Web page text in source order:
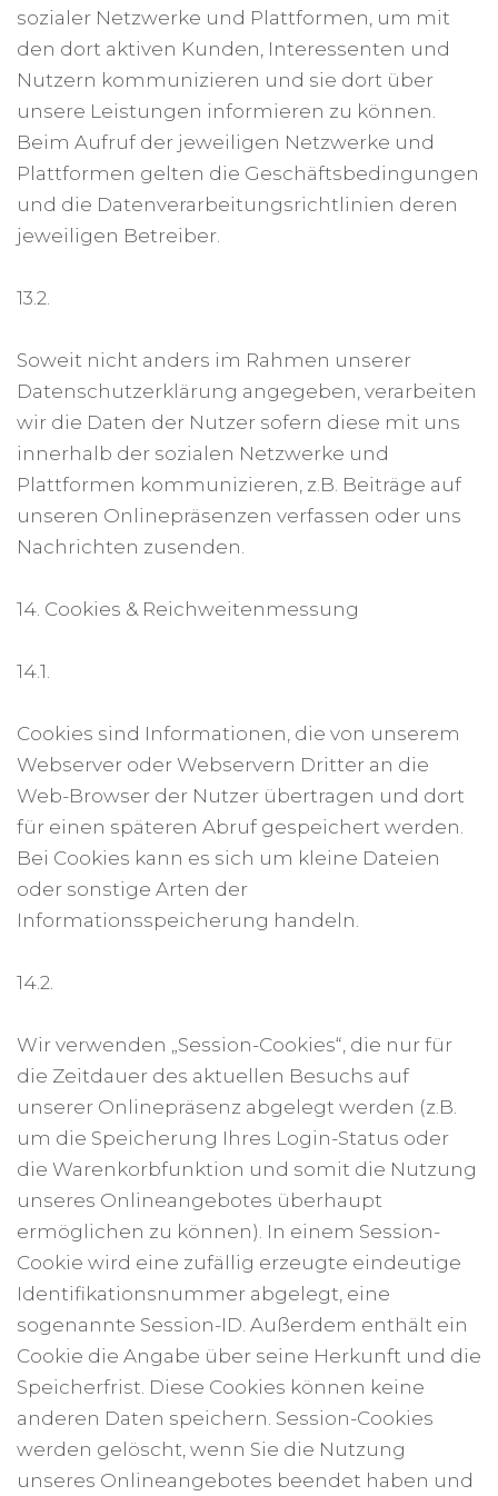
sozialer Netzwerke und Plattformen, um mit
den dort aktiven Kunden, Interessenten und
Nutzern kommunizieren und sie dort über
unsere Leistungen informieren zu können.
Beim Aufruf der jeweiligen Netzwerke und
Plattformen gelten die Geschäftsbedingungen
und die Datenverarbeitungsrichtlinien deren
jeweiligen Betreiber.
13.2.
Soweit nicht anders im Rahmen unserer
Datenschutzerklärung angegeben, verarbeiten
wir die Daten der Nutzer sofern diese mit uns
innerhalb der sozialen Netzwerke und
Plattformen kommunizieren, z.B. Beiträge auf
unseren Onlinepräsenzen verfassen oder uns
Nachrichten zusenden.
14. Cookies & Reichweitenmessung
14.1.
Cookies sind Informationen, die von unserem
Webserver oder Webservern Dritter an die
Web-Browser der Nutzer übertragen und dort
für einen späteren Abruf gespeichert werden.
Bei Cookies kann es sich um kleine Dateien
oder sonstige Arten der
Informationsspeicherung handeln.
14.2.
Wir verwenden „Session-Cookies“, die nur für
die Zeitdauer des aktuellen Besuchs auf
unserer Onlinepräsenz abgelegt werden (z.B.
um die Speicherung Ihres Login-Status oder
die Warenkorbfunktion und somit die Nutzung
unseres Onlineangebotes überhaupt
ermöglichen zu können). In einem Session-
Cookie wird eine zufällig erzeugte eindeutige
Identifikationsnummer abgelegt, eine
sogenannte Session-ID. Außerdem enthält ein
Cookie die Angabe über seine Herkunft und die
Speicherfrist. Diese Cookies können keine
anderen Daten speichern. Session-Cookies
werden gelöscht, wenn Sie die Nutzung
unseres Onlineangebotes beendet haben und